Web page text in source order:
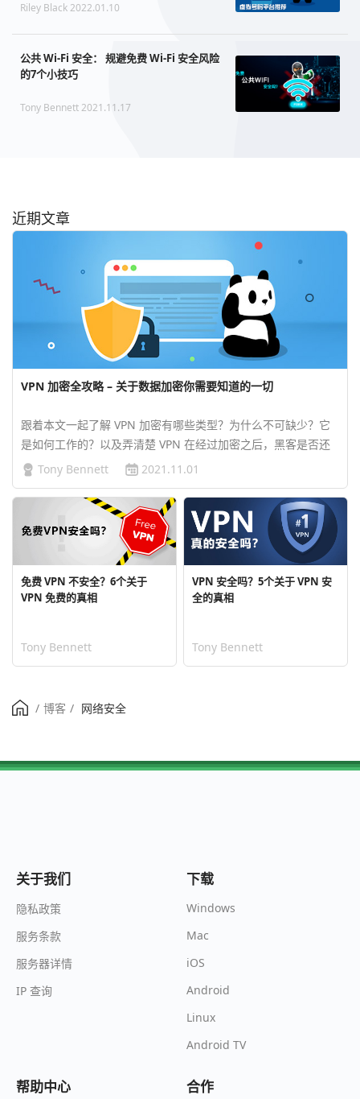
Riley Black 2022.01.10
公共 Wi-Fi 安全： 规避免费 Wi-Fi 安全风险
的7个小技巧
Tony Bennett 2021.11.17
近期文章
VPN 加密全攻略 – 关于数据加密你需要知道的一切
跟着本文一起了解 VPN 加密有哪些类型？为什么不可缺少？它
是如何工作的？以及弄清楚 VPN 在经过加密之后，黑客是否还
能轻易入侵。…
Tony Bennett 2021.11.01
免费 VPN 不安全？6个关于
VPN 免费的真相
Tony Bennett
VPN 安全吗？5个关于 VPN 安
全的真相
Tony Bennett
/ 博客 / 网络安全
关于我们
隐私政策
服务条款
服务器详情
IP 查询
下载
Windows
Mac
iOS
Android
Linux
Android TV
帮助中心 合作